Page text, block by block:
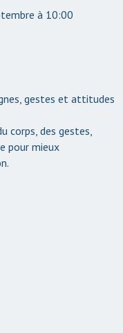
à 10:00
gestes et attitudes
corps, des gestes,
pour mieux